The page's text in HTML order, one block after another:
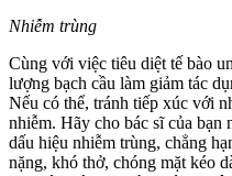
Nhiễm trùng
Cùng với việc tiêu diệt tế bào
lượng bạch cầu làm giảm tác
Nếu có thể, tránh tiếp xúc với
nhiễm. Hãy cho bác sĩ của bạn
dấu hiệu nhiễm trùng, chẳng
nặng, khó thở, chóng mặt kéo